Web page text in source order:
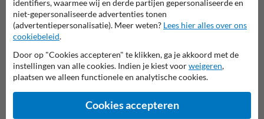
Stel je vraag aan Veiligheidsbordkopen.be
Naam*
identifiers, waarmee wij en derde partijen gepersonaliseerde en
niet-gepersonaliseerde advertenties tonen
(advertentiepersonalisatie). Meer weten? Lees hier alles over ons
cookiebeleid.
Door op "Cookies accepteren" te klikken, ga je akkoord met de
instellingen van alle cookies. Indien je kiest voorweigeren,
plaatsen we alleen functionele en analytische cookies.
Cookies accepteren